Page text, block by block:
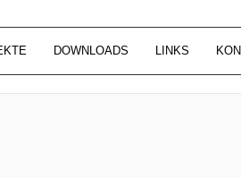
DOWNLOADS LINKS